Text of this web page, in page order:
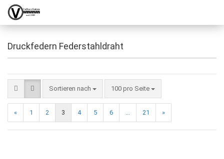
Druckfedern Federstahldraht
Sortieren nach 100 pro Seite
« 1 2 3 4 5 6 ... 21 »